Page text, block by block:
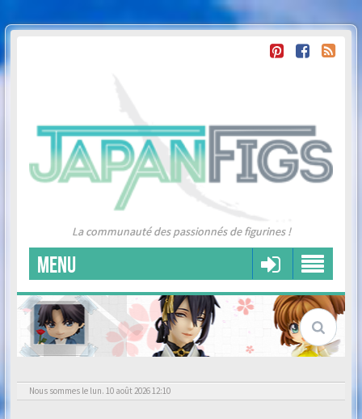
La communauté des passionnés de figurines !
MENU
Nous sommes le lun. 10 août 2026 12:10